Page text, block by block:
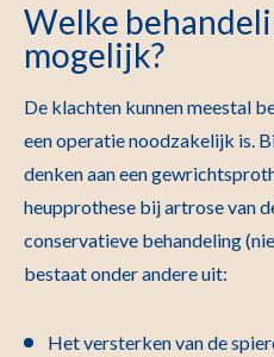
Welke
mogelijk?
De klachten kunnen meestal
een operatie noodzakelijk is.
denken aan een
heupprothese bij artrose van
conservatieve behandeling
bestaat onder andere uit:
Het versterken van de